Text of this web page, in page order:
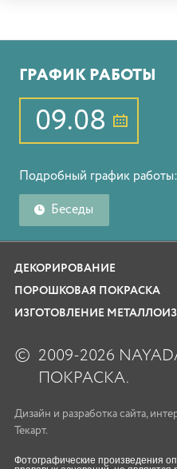
ГРАФИК РАБОТЫ
09.08
Подробный график работы:
Беседы
ДЕКОРИРОВАНИЕ
ПОРОШКОВАЯ ПОКРАСКА
ИЗГОТОВЛЕНИЕ
© 2009-2026
ПОКРАСКА.
Дизайн и разработка сайта,
Текарт.
Фотографические произведения